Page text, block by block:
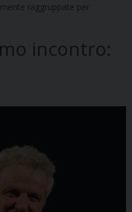
raggruppate per
incontro: